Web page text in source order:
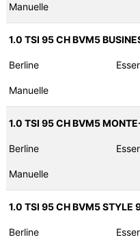
Manuelle
1.0 TSI 95 CH BVM5
Berline
Manuelle
1.0 TSI 95 CH BVM5
Berline
Manuelle
1.0 TSI 95 CH BVM5
Berline